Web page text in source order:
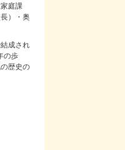
庭課
）・奥
成され
の歩
歴史の